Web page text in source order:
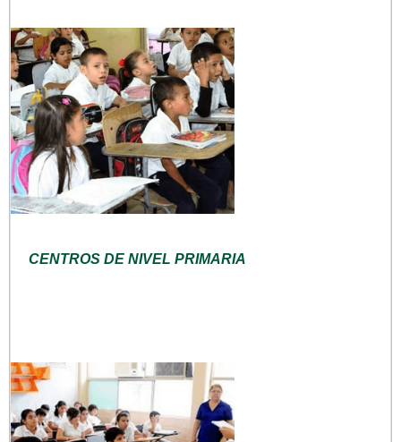
CENTROS DE NIVEL PRIMARIA